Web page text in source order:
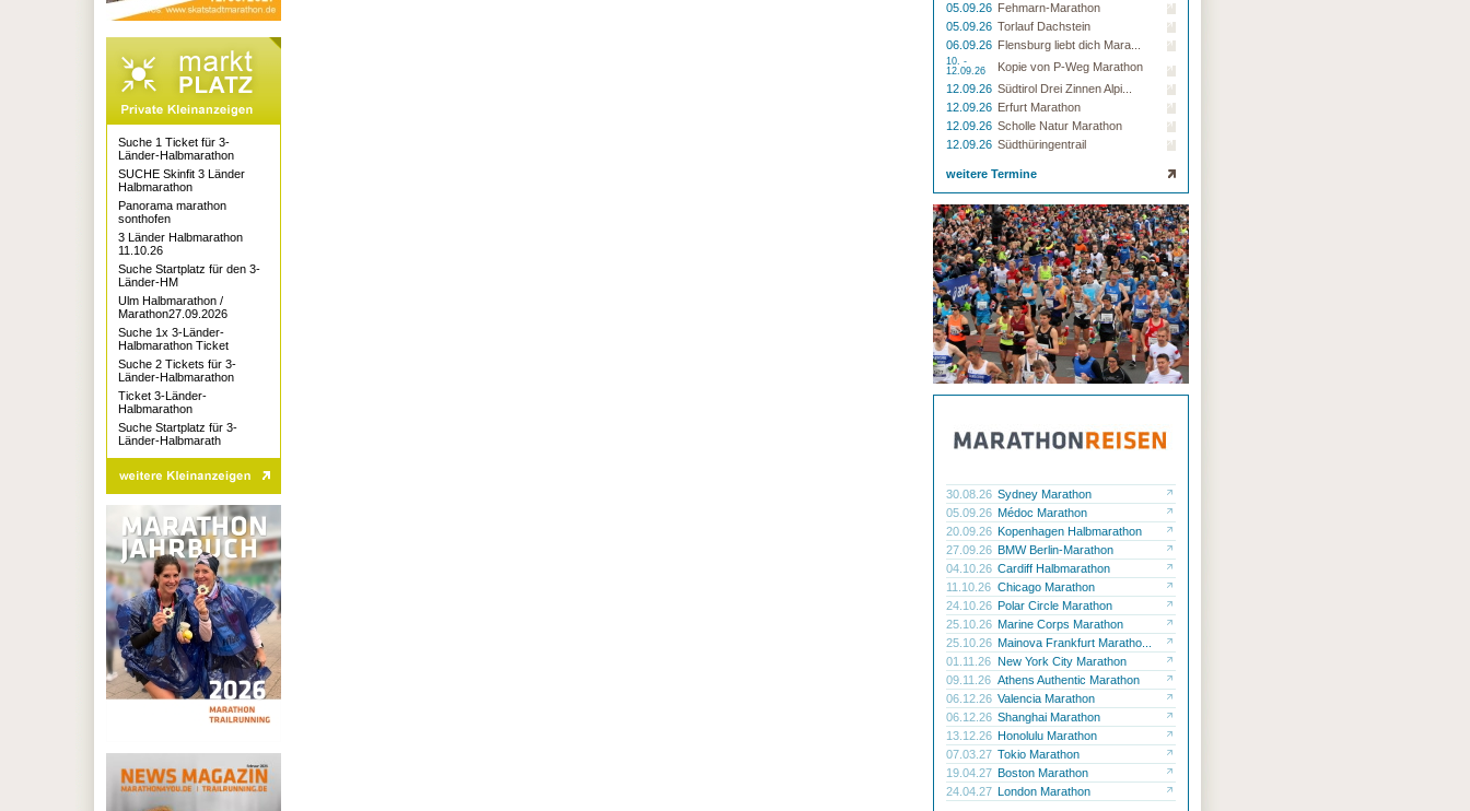
05.09.26 Fehmarn-Marathon
05.09.26 Torlauf Dachstein
06.09.26 Flensburg liebt dich Mara...
10. -
12.09.26
Kopie von P-Weg Marathon
12.09.26 Südtirol Drei Zinnen Alpi...
12.09.26 Erfurt Marathon
12.09.26 Scholle Natur Marathon
12.09.26 Südthüringentrail
weitere Termine
30.08.26 Sydney Marathon
05.09.26 Médoc Marathon
20.09.26 Kopenhagen Halbmarathon
27.09.26 BMW Berlin-Marathon
04.10.26 Cardiff Halbmarathon
11.10.26 Chicago Marathon
24.10.26 Polar Circle Marathon
25.10.26 Marine Corps Marathon
25.10.26 Mainova Frankfurt Maratho...
01.11.26 New York City Marathon
09.11.26 Athens Authentic Marathon
06.12.26 Valencia Marathon
06.12.26 Shanghai Marathon
13.12.26 Honolulu Marathon
07.03.27 Tokio Marathon
19.04.27 Boston Marathon
24.04.27 London Marathon
Suche 1 Ticket für 3-
Länder-Halbmarathon
SUCHE Skinfit 3 Länder
Halbmarathon
Panorama marathon
sonthofen
3 Länder Halbmarathon
11.10.26
Suche Startplatz für den 3-
Länder-HM
Ulm Halbmarathon /
Marathon27.09.2026
Suche 1x 3-Länder-
Halbmarathon Ticket
Suche 2 Tickets für 3-
Länder-Halbmarathon
Ticket 3-Länder-
Halbmarathon
Suche Startplatz für 3-
Länder-Halbmarath